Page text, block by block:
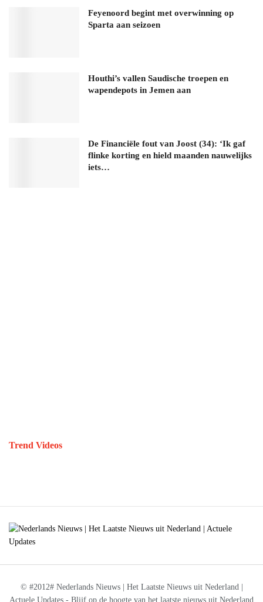
Feyenoord begint met overwinning op
Sparta aan seizoen
Houthi’s vallen Saudische troepen en
wapendepots in Jemen aan
De Financiële fout van Joost (34): ‘Ik gaf
flinke korting en hield maanden nauwelijks
iets…
Trend Videos
© #2012# Nederlands Nieuws | Het Laatste Nieuws uit Nederland |
Actuele Updates - Blijf op de hoogte van het laatste nieuws uit Nederland